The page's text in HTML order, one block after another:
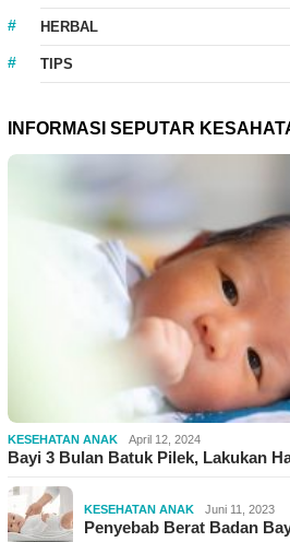
HERBAL
TIPS
INFORMASI SEPUTAR
KESEHATAN ANAK April 12, 2024
Bayi 3 Bulan Batuk Pilek, Lakukan
KESEHATAN ANAK Juni 11, 2023
Penyebab Berat Badan